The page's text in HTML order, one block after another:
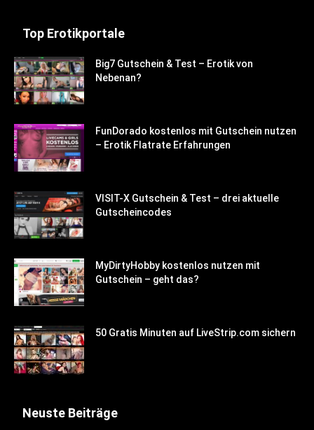
Top Erotikportale
Big7 Gutschein & Test – Erotik von
Nebenan?
FunDorado kostenlos mit Gutschein nutzen
– Erotik Flatrate Erfahrungen
VISIT-X Gutschein & Test – drei aktuelle
Gutscheincodes
MyDirtyHobby kostenlos nutzen mit
Gutschein – geht das?
50 Gratis Minuten auf LiveStrip.com sichern
Neuste Beiträge